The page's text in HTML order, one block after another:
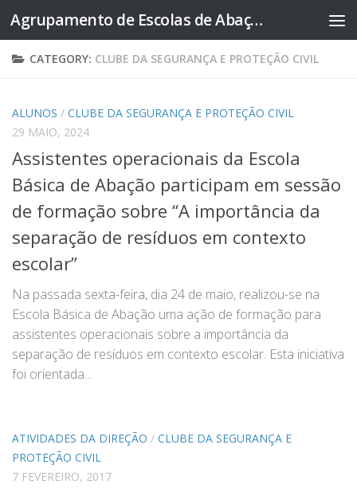
Skip to content Agrupamento de Escolas de Abação
CATEGORY: CLUBE DA SEGURANÇA E PROTEÇÃO CIVIL
ALUNOS / CLUBE DA SEGURANÇA E PROTEÇÃO CIVIL
29 MAIO, 2024
Assistentes operacionais da Escola
Básica de Abação participam em sessão
de formação sobre “A importância da
separação de resíduos em contexto
escolar”
Na passada sexta-feira, dia 24 de maio, realizou-se na
Escola Básica de Abação uma ação de formação para
assistentes operacionais sobre a importância da
separação de resíduos em contexto escolar. Esta iniciativa
foi orientada...
ATIVIDADES DA DIREÇÃO / CLUBE DA SEGURANÇA E
PROTEÇÃO CIVIL
7 FEVEREIRO, 2017